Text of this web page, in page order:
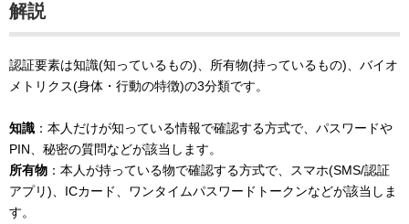
解説
認証要素は知識(知っているもの)、所有物(持っているもの)、バイオ
メトリクス(身体・行動の特徴)の3分類です。
知識 ：本人だけが知っている情報で確認する方式で、パスワードや
PIN、秘密の質問などが該当します。
所有物 ：本人が持っている物で確認する方式で、スマホ(SMS/認証
アプリ)、ICカード、ワンタイムパスワードトークンなどが該当しま
す。